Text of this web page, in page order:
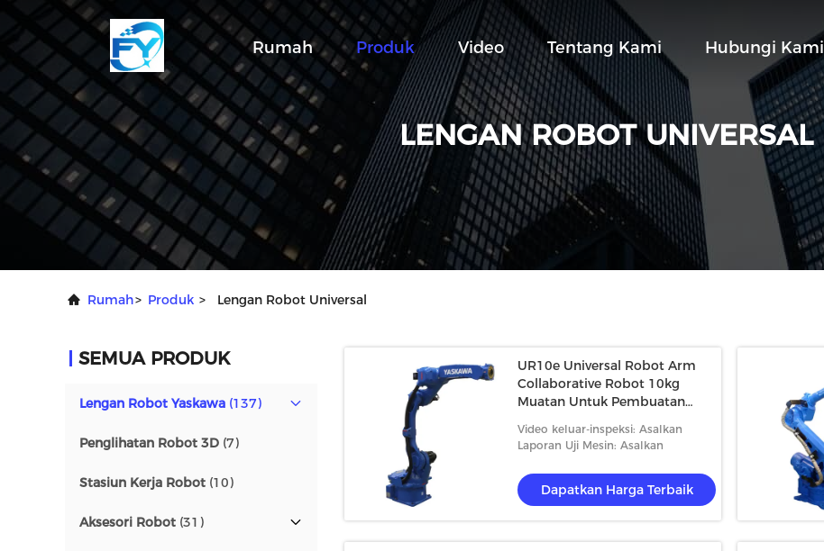
Rumah Produk Video Tentang Kami Hubungi Kami
LENGAN ROBOT UNIVERSAL
Rumah> Produk > Lengan Robot Universal
SEMUA PRODUK
Lengan Robot Yaskawa (137)
Penglihatan Robot 3D (7)
Stasiun Kerja Robot (10)
Aksesori Robot (31)
UR10e Universal Robot Arm
Collaborative Robot 10kg
Muatan Untuk Pembuatan
Video keluar-inspeksi: Asalkan
Laporan Uji Mesin: Asalkan
Dapatkan Harga Terbaik